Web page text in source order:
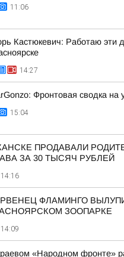
11:06
Кастюкевич: Работаю эти
14:27
Фронтовая сводка на
15:04
ПРОДАВАЛИ
ЗА 30 ТЫСЯЧ РУБЛЕЙ
14:16
ФЛАМИНГО
ЗООПАРКЕ
14:09
«Народном фронте»